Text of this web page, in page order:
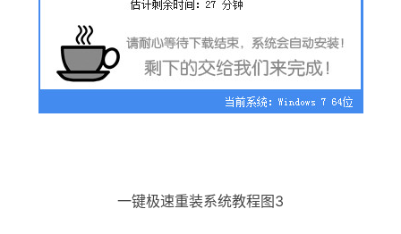
一键极速重装系统教程图3